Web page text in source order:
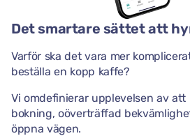
Det smartare sättet att
Varför ska det vara mer
beställa en kopp kaffe?
Vi omdefinierar upplevelsen av att
bokning, oöverträffad
öppna vägen.